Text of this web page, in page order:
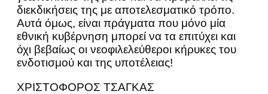
διεκδικήσεις της με αποτελεσματικό τρόπο.
Αυτά όμως, είναι πράγματα που μόνο μία
εθνική κυβέρνηση μπορεί να τα επιτύχει και
όχι βεβαίως οι νεοφιλελεύθεροι κήρυκες του
ενδοτισμού και της υποτέλειας!
ΧΡΙΣΤΟΦΟΡΟΣ ΤΣΑΓΚΑΣ